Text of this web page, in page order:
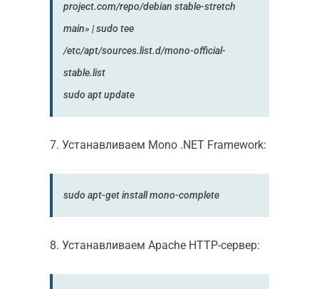
project.com/repo/debian stable-stretch
main» | sudo tee
/etc/apt/sources.list.d/mono-official-
stable.list
sudo apt update
7. Устанавливаем Mono .NET Framework:
sudo apt-get install mono-complete
8. Устанавливаем Apache HTTP-сервер: